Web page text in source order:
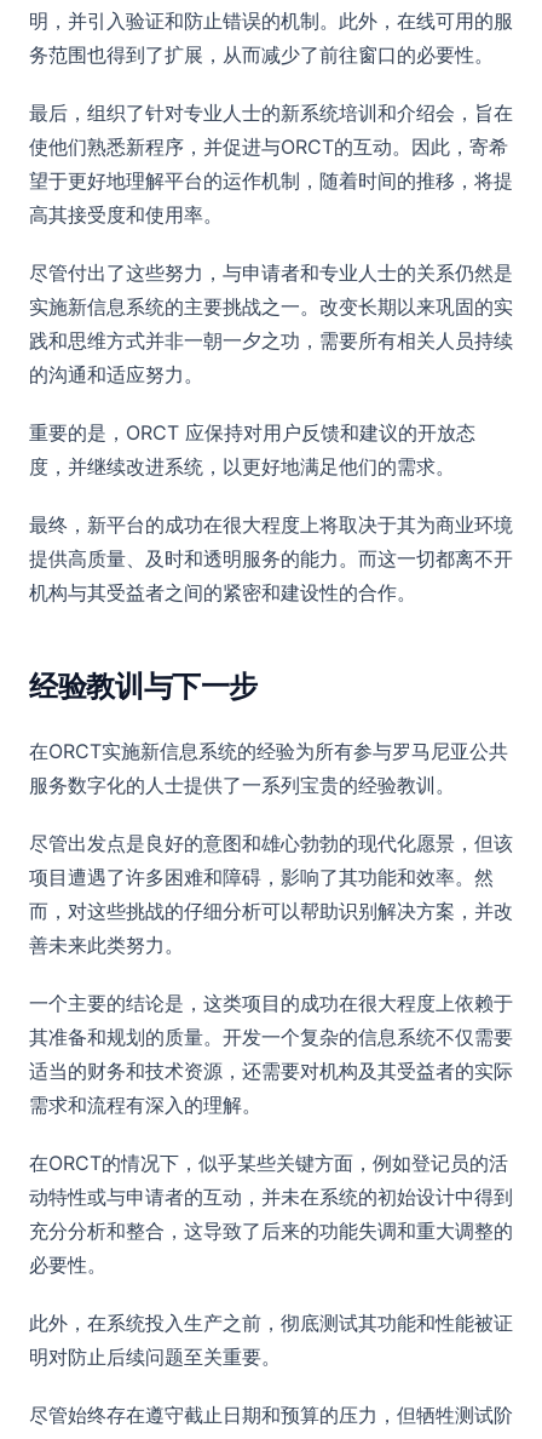
明，并引入验证和防止错误的机制。此外，在线可用的服
务范围也得到了扩展，从而减少了前往窗口的必要性。
最后，组织了针对专业人士的新系统培训和介绍会，旨在
使他们熟悉新程序，并促进与ORCT的互动。因此，寄希
望于更好地理解平台的运作机制，随着时间的推移，将提
高其接受度和使用率。
尽管付出了这些努力，与申请者和专业人士的关系仍然是
实施新信息系统的主要挑战之一。改变长期以来巩固的实
践和思维方式并非一朝一夕之功，需要所有相关人员持续
的沟通和适应努力。
重要的是，ORCT 应保持对用户反馈和建议的开放态
度，并继续改进系统，以更好地满足他们的需求。
最终，新平台的成功在很大程度上将取决于其为商业环境
提供高质量、及时和透明服务的能力。而这一切都离不开
机构与其受益者之间的紧密和建设性的合作。
经验教训与下一步
在ORCT实施新信息系统的经验为所有参与罗马尼亚公共
服务数字化的人士提供了一系列宝贵的经验教训。
尽管出发点是良好的意图和雄心勃勃的现代化愿景，但该
项目遭遇了许多困难和障碍，影响了其功能和效率。然
而，对这些挑战的仔细分析可以帮助识别解决方案，并改
善未来此类努力。
一个主要的结论是，这类项目的成功在很大程度上依赖于
其准备和规划的质量。开发一个复杂的信息系统不仅需要
适当的财务和技术资源，还需要对机构及其受益者的实际
需求和流程有深入的理解。
在ORCT的情况下，似乎某些关键方面，例如登记员的活
动特性或与申请者的互动，并未在系统的初始设计中得到
充分分析和整合，这导致了后来的功能失调和重大调整的
必要性。
此外，在系统投入生产之前，彻底测试其功能和性能被证
明对防止后续问题至关重要。
尽管始终存在遵守截止日期和预算的压力，但牺牲测试阶